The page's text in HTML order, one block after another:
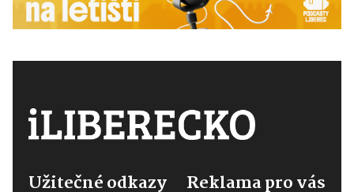
Užitečné odkazy Reklama pro vás